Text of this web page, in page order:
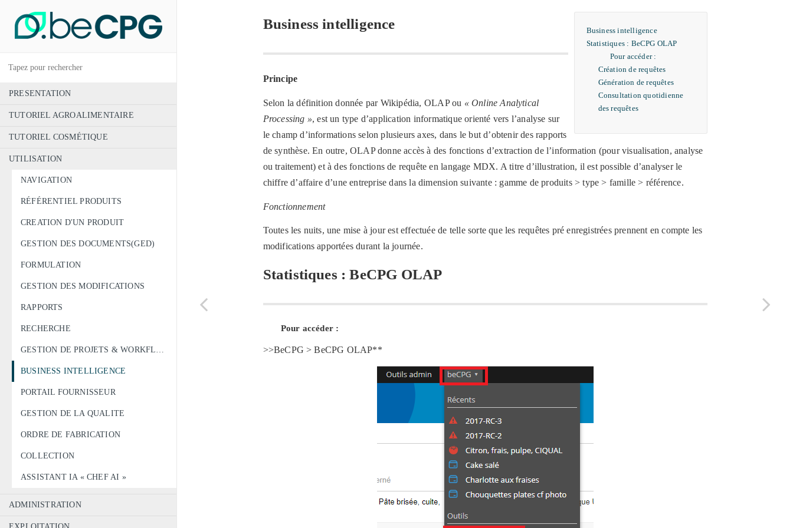
PRESENTATION
TUTORIEL AGROALIMENTAIRE
TUTORIEL COSMÉTIQUE
UTILISATION
NAVIGATION
RÉFÉRENTIEL PRODUITS
CREATION D'UN PRODUIT
GESTION DES DOCUMENTS(GED)
FORMULATION
GESTION DES MODIFICATIONS
RAPPORTS
RECHERCHE
GESTION DE PROJETS & WORKFLOW
BUSINESS INTELLIGENCE
PORTAIL FOURNISSEUR
GESTION DE LA QUALITE
ORDRE DE FABRICATION
COLLECTION
ASSISTANT IA « CHEF AI »
ADMINISTRATION
Business intelligence
Statistiques : BeCPG OLAP
Pour accéder :
Création de requêtes
Génération de requêtes
Consultation quotidienne
des requêtes
Business intelligence
Principe
Selon la définition donnée par Wikipédia, OLAP ou « Online Analytical
Processing », est un type d’application informatique orienté vers l’analyse sur
le champ d’informations selon plusieurs axes, dans le but d’obtenir des rapports
de synthèse. En outre, OLAP donne accès à des fonctions d’extraction de l’information (pour visualisation, analyse
ou traitement) et à des fonctions de requête en langage MDX. A titre d’illustration, il est possible d’analyser le
chiffre d’affaire d’une entreprise dans la dimension suivante : gamme de produits > type > famille > référence.
Fonctionnement
Toutes les nuits, une mise à jour est effectuée de telle sorte que les requêtes pré enregistrées prennent en compte les
modifications apportées durant la journée.
Statistiques : BeCPG OLAP
Pour accéder :
>>BeCPG > BeCPG OLAP**